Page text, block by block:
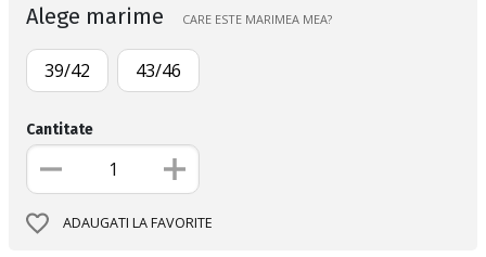
Alege marime CARE ESTE MARIMEA MEA?
39/42 43/46
Cantitate
ADAUGATI LA FAVORITE